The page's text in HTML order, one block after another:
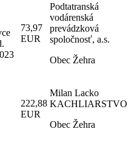
73,97
EUR
Podtatranská
vodárenská
prevádzková
spoločnosť, a.s.
Obec Žehra
222,88
EUR
Milan Lacko
KACHLIARSTVO
Obec Žehra